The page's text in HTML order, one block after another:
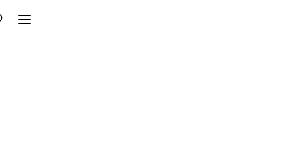
Otvori profil